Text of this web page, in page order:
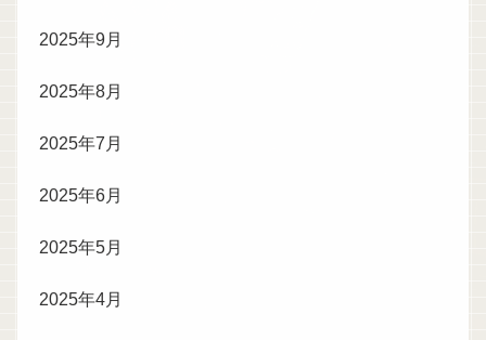
2025年9月
2025年8月
2025年7月
2025年6月
2025年5月
2025年4月